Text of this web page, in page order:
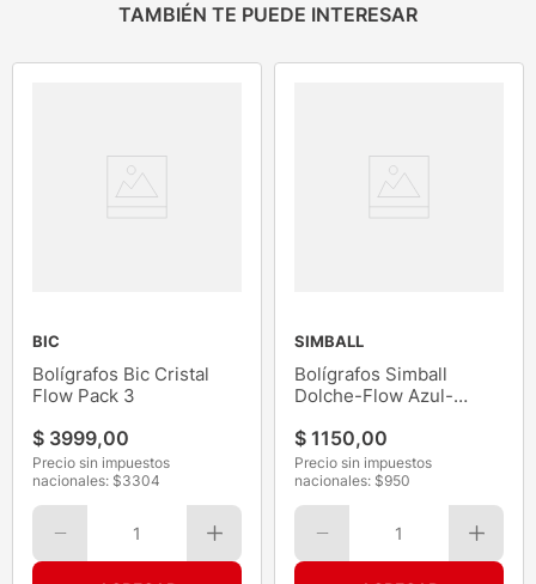
TAMBIÉN TE PUEDE INTERESAR
BIC
Bolígrafos Bic Cristal
Flow Pack 3
$ 3999,00
Precio sin impuestos
nacionales: $3304
1
SIMBALL
Bolígrafos Simball
Dolche-Flow Azul-
$ 1150,00
Precio sin impuestos
nacionales: $950
1